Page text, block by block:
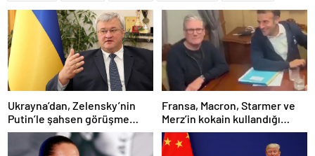
Ukrayna’dan, Zelensky’nin
Putin’le şahsen görüşme
talebine ilişkin açıklama
Fransa, Macron, Starmer ve
Merz’in kokain kullandığı
iddiasını yalanladı